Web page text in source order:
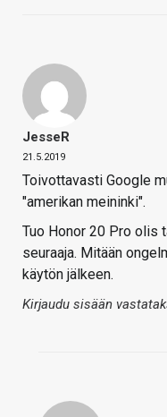
JesseR
21.5.2019
Toivottavasti Google
"amerikan meininki".
Tuo Honor 20 Pro olis
seuraaja. Mitään
käytön jälkeen.
Kirjaudu sisään